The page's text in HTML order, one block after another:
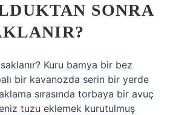
SONRA
Kuru bamya bir bez
bir kavanozda serin bir yerde
sırasında torbaya bir avuç
tuzu eklemek kurutulmuş